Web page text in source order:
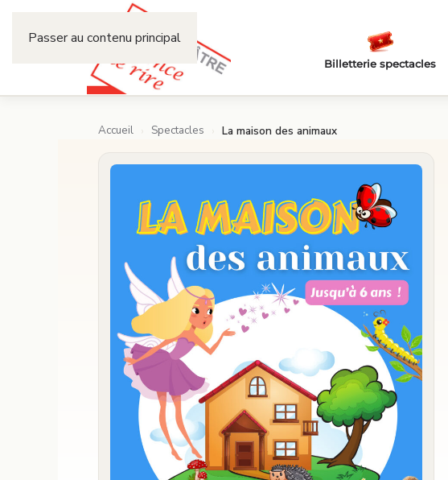
Passer au contenu principal
Billetterie spectacles
Accueil Spectacles La maison des animaux